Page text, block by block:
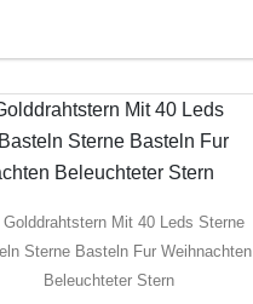
Golddrahtstern Mit 40 Leds Sterne
Sterne Basteln Fur Weihnachten
Beleuchteter Stern